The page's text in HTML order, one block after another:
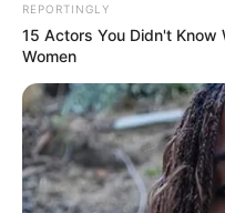
REPORTINGLY
15 Actors You Didn't Know
Women